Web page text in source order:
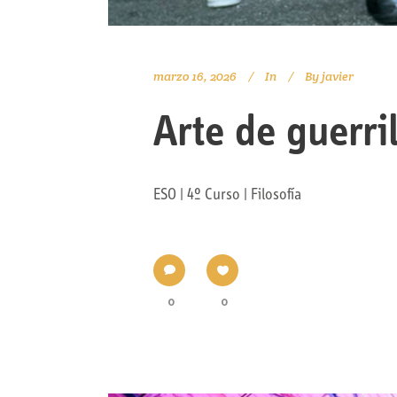
marzo 16, 2026 In Byjavier
Arte de
ESO | 4º Curso | Filosofía
0 0